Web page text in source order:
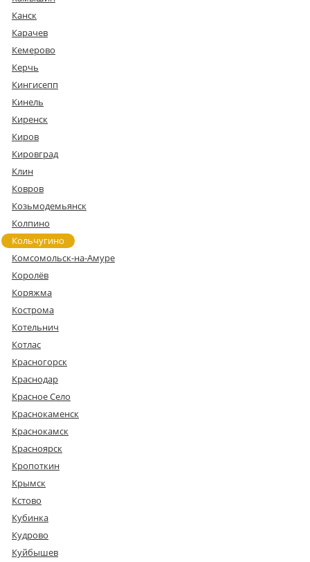
Канск
Карачев
Кемерово
Керчь
Кингисепп
Кинель
Киренск
Киров
Кировград
Клин
Ковров
Козьмодемьянск
Колпино
Кольчугино
Комсомольск-на-Амуре
Королёв
Коряжма
Кострома
Котельнич
Котлас
Красногорск
Краснодар
Красное Село
Краснокаменск
Краснокамск
Красноярск
Кропоткин
Крымск
Кстово
Кубинка
Кудрово
Куйбышев